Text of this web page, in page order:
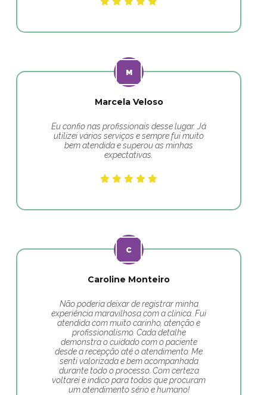
Marcela Veloso
Eu confio nas profissionais desse lugar. Já
utilizei vários serviços e sempre fui muito
bem atendida e superou as minhas
expectativas.
Caroline Monteiro
Não poderia deixar de registrar minha
experiência maravilhosa com a clínica. Fui
atendida com muito carinho, atenção e
profissionalismo. Cada detalhe
demonstra o cuidado com o paciente
desde a recepção até o atendimento. Me
senti valorizada e bem acompanhada
durante todo o processo. Com certeza
voltarei e indico para todos que procuram
um atendimento sério e humano!